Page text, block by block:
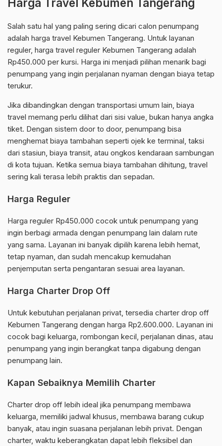
Harga Travel Kebumen Tangerang
Salah satu hal yang paling sering dicari calon penumpang
adalah harga travel Kebumen Tangerang. Untuk layanan
reguler, harga travel reguler Kebumen Tangerang adalah
Rp450.000 per kursi. Harga ini menjadi pilihan menarik bagi
penumpang yang ingin perjalanan nyaman dengan biaya tetap
terukur.
Jika dibandingkan dengan transportasi umum lain, biaya
travel memang perlu dilihat dari sisi value, bukan hanya angka
tiket. Dengan sistem door to door, penumpang bisa
menghemat biaya tambahan seperti ojek ke terminal, taksi
dari stasiun, biaya transit, atau ongkos kendaraan sambungan
di kota tujuan. Ketika semua biaya tambahan dihitung, travel
sering kali terasa lebih praktis dan sepadan.
Harga Reguler
Harga reguler Rp450.000 cocok untuk penumpang yang
ingin berbagi armada dengan penumpang lain dalam rute
yang sama. Layanan ini banyak dipilih karena lebih hemat,
tetap nyaman, dan sudah mencakup kemudahan
penjemputan serta pengantaran sesuai area layanan.
Harga Charter Drop Off
Untuk kebutuhan perjalanan privat, tersedia charter drop off
Kebumen Tangerang dengan harga Rp2.600.000. Layanan ini
cocok bagi keluarga, rombongan kecil, perjalanan dinas, atau
penumpang yang ingin berangkat tanpa digabung dengan
penumpang lain.
Kapan Sebaiknya Memilih Charter
Charter drop off lebih ideal jika penumpang membawa
keluarga, memiliki jadwal khusus, membawa barang cukup
banyak, atau ingin suasana perjalanan lebih privat. Dengan
charter, waktu keberangkatan dapat lebih fleksibel dan